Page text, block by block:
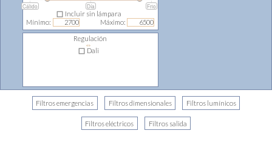
Cálido Día Frio
Mínimo: Máximo:
Incluir sin lámpara
Regulación
⇔
Dali